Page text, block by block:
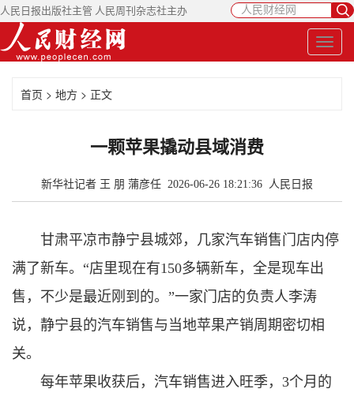
人民日报出版社主管 人民周刊杂志社主办
首页 > 地方 > 正文
一颗苹果撬动县域消费
新华社记者 王 朋 蒲彦任 2026-06-26 18:21:36 人民日报
甘肃平凉市静宁县城郊，几家汽车销售门店内停
满了新车。“店里现在有150多辆新车，全是现车出
售，不少是最近刚到的。”一家门店的负责人李涛
说，静宁县的汽车销售与当地苹果产销周期密切相
关。
每年苹果收获后，汽车销售进入旺季，3个月的